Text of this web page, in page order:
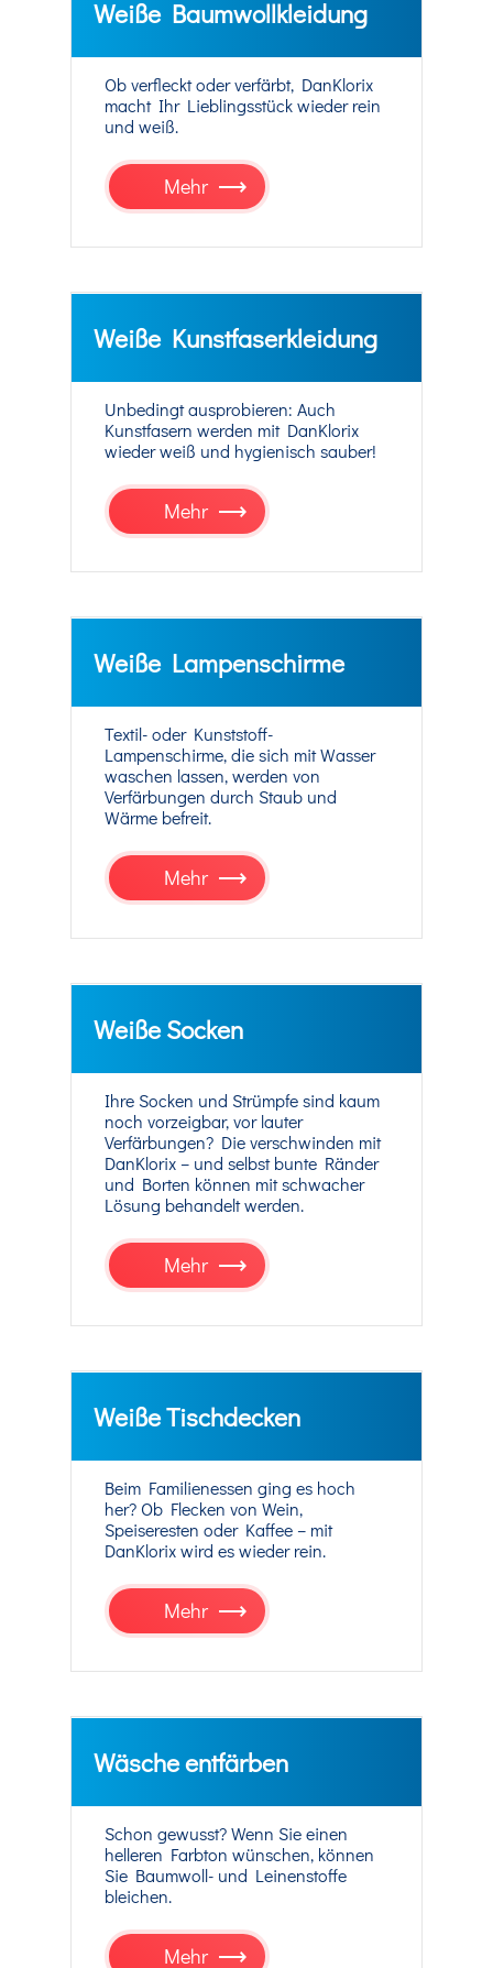
Weiße Baumwollkleidung
Ob verfleckt oder verfärbt, DanKlorix
macht Ihr Lieblingsstück wieder rein
und weiß.
Mehr
Weiße Kunstfaserkleidung
Unbedingt ausprobieren: Auch
Kunstfasern werden mit DanKlorix
wieder weiß und hygienisch sauber!
Mehr
Weiße Lampenschirme
Textil- oder Kunststoff-
Lampenschirme, die sich mit Wasser
waschen lassen, werden von
Verfärbungen durch Staub und
Wärme befreit.
Mehr
Weiße Socken
Ihre Socken und Strümpfe sind kaum
noch vorzeigbar, vor lauter
Verfärbungen? Die verschwinden mit
DanKlorix – und selbst bunte Ränder
und Borten können mit schwacher
Lösung behandelt werden.
Mehr
Weiße Tischdecken
Beim Familienessen ging es hoch
her? Ob Flecken von Wein,
Speiseresten oder Kaffee – mit
DanKlorix wird es wieder rein.
Mehr
Wäsche entfärben
Schon gewusst? Wenn Sie einen
helleren Farbton wünschen, können
Sie Baumwoll- und Leinenstoffe
bleichen.
Mehr